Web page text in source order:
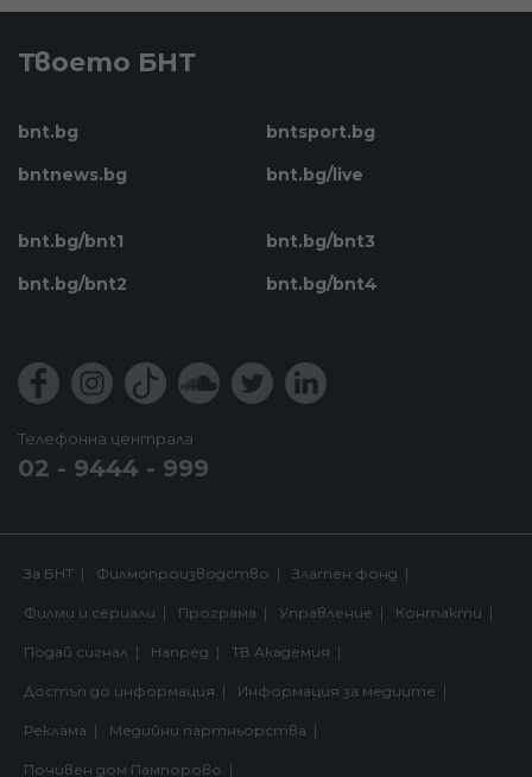
Твоето БНТ
bnt.bg
bntnews.bg
bntsport.bg
bnt.bg/live
bnt.bg/bnt1
bnt.bg/bnt2
bnt.bg/bnt3
bnt.bg/bnt4
Телефонна централа
02 - 9444 - 999
За БНТ Филмопроизводство Златен фонд
Филми и сериали Програма Управление Контакти
Подай сигнал Напред ТВ Академия
Достъп до информация Информация за медиите
Реклама Медийни партньорства
Почивен дом Пампорово